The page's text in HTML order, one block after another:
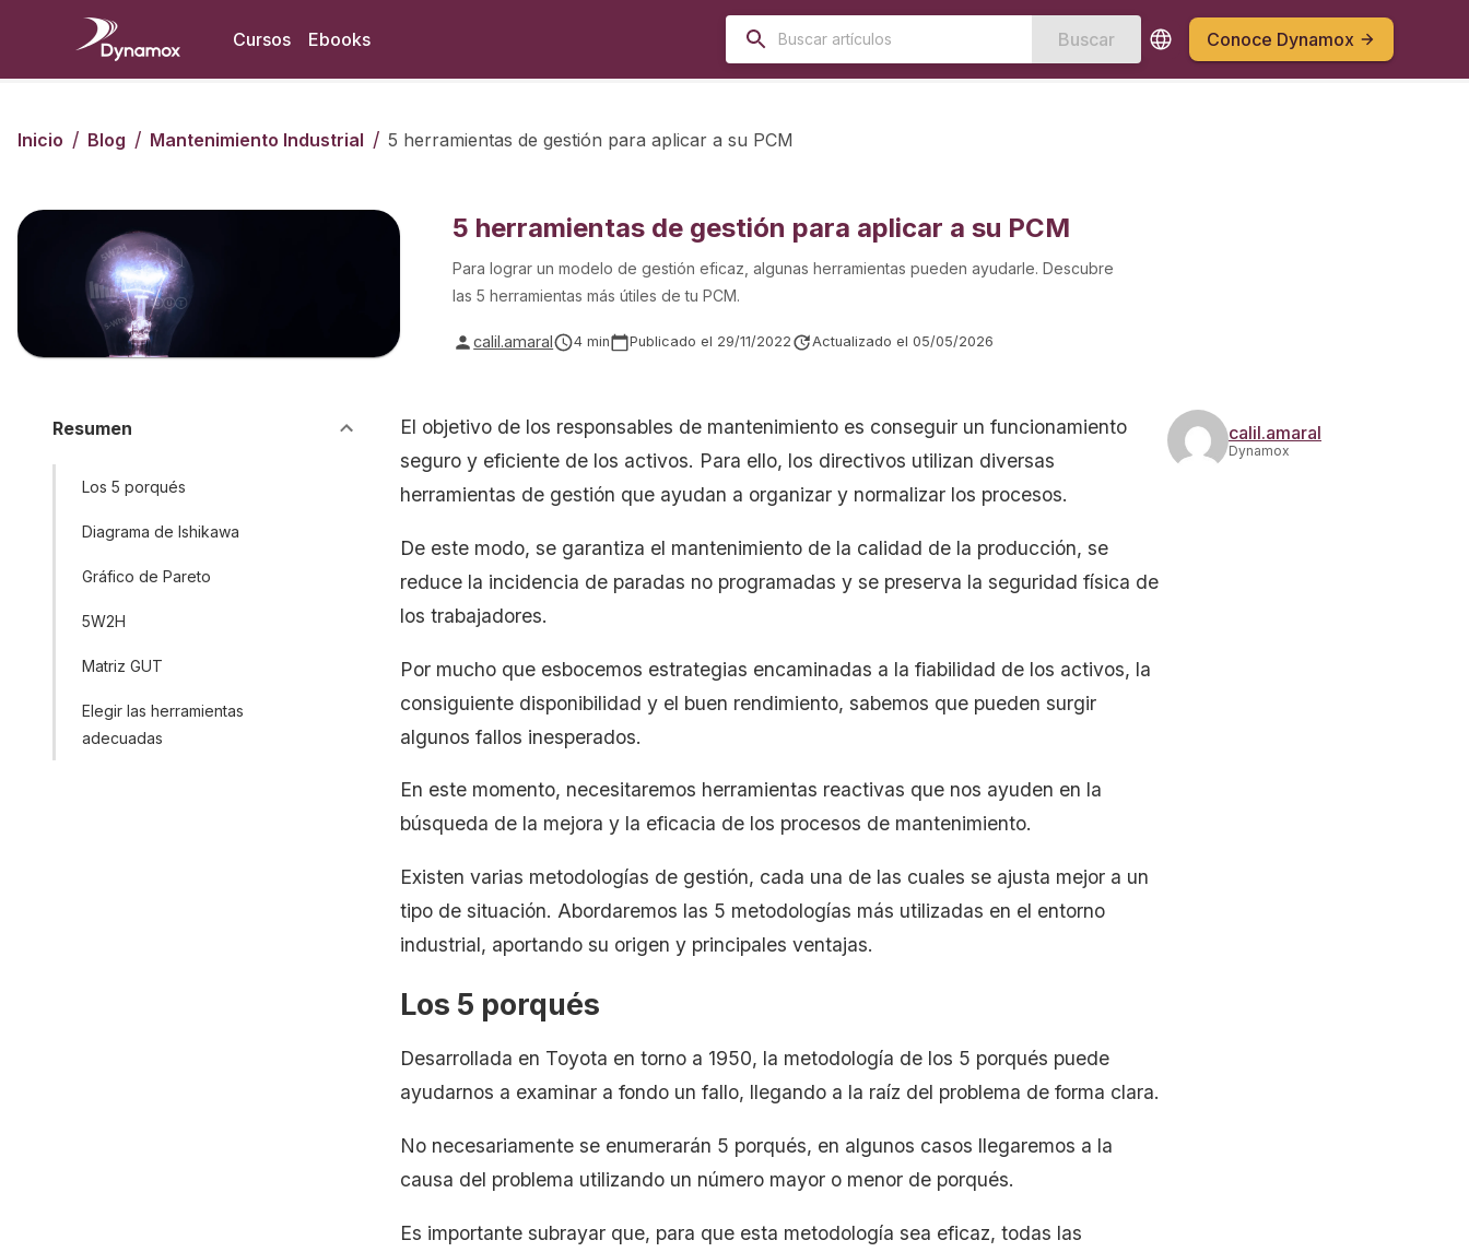
Cursos Ebooks Buscar Conoce Dynamox
Inicio / Blog / Mantenimiento Industrial / 5 herramientas de gestión para aplicar a su PCM
5 herramientas de gestión para aplicar a su PCM
Para lograr un modelo de gestión eficaz, algunas herramientas pueden ayudarle. Descubre
las 5 herramientas más útiles de tu PCM.
calil.amaral 4 min Publicado el 29/11/2022 Actualizado el 05/05/2026
Resumen
Los 5 porqués
Diagrama de Ishikawa
Gráfico de Pareto
5W2H
Matriz GUT
Elegir las herramientas
adecuadas
El objetivo de los responsables de mantenimiento es conseguir un funcionamiento
seguro y eficiente de los activos. Para ello, los directivos utilizan diversas
herramientas de gestión que ayudan a organizar y normalizar los procesos.
De este modo, se garantiza el mantenimiento de la calidad de la producción, se
reduce la incidencia de paradas no programadas y se preserva la seguridad física de
los trabajadores.
Por mucho que esbocemos estrategias encaminadas a la fiabilidad de los activos, la
consiguiente disponibilidad y el buen rendimiento, sabemos que pueden surgir
algunos fallos inesperados.
En este momento, necesitaremos herramientas reactivas que nos ayuden en la
búsqueda de la mejora y la eficacia de los procesos de mantenimiento.
Existen varias metodologías de gestión, cada una de las cuales se ajusta mejor a un
tipo de situación. Abordaremos las 5 metodologías más utilizadas en el entorno
industrial, aportando su origen y principales ventajas.
Los 5 porqués
Desarrollada en Toyota en torno a 1950, la metodología de los 5 porqués puede
ayudarnos a examinar a fondo un fallo, llegando a la raíz del problema de forma clara.
No necesariamente se enumerarán 5 porqués, en algunos casos llegaremos a la
causa del problema utilizando un número mayor o menor de porqués.
Es importante subrayar que, para que esta metodología sea eficaz, todas las
calil.amaral
Dynamox